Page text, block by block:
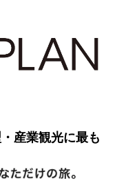
産業観光に最も